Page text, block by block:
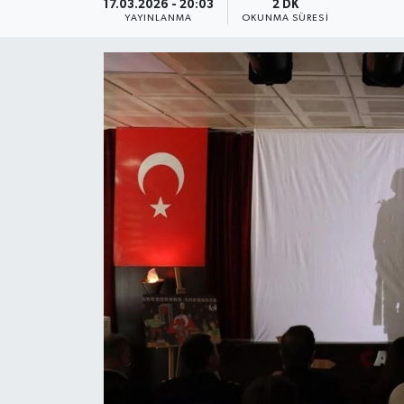
17.03.2026 - 20:03
YAYINLANMA
2 DK
OKUNMA SÜRESI
Devrekani Haberleri
Doğanyurt Haberleri
Hanönü Haberleri
İhsangazi Haberleri
İnebolu Haberleri
Küre Haberleri
Merkez Haberleri